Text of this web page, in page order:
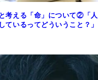
考える「命」について②「人
ているってどういうこと？」